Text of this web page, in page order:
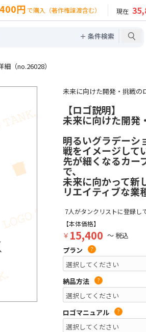
円 で購入（著作権譲渡含む） 現在
＋ 条件検索
（no.26028）
未来に向けた開発・挑戦の
【ロゴ説明】
未来に向けた開発
明るいグラデーシ
戦をイメージして
先が細くなるカー
で、
未来に向かって新
リエイティブな業
7人がタンクリストに登録し
【本体価格】
￥ 15,400 ～ 税込
プラン
?
納品方法 ?
ロゴマニュアル ?